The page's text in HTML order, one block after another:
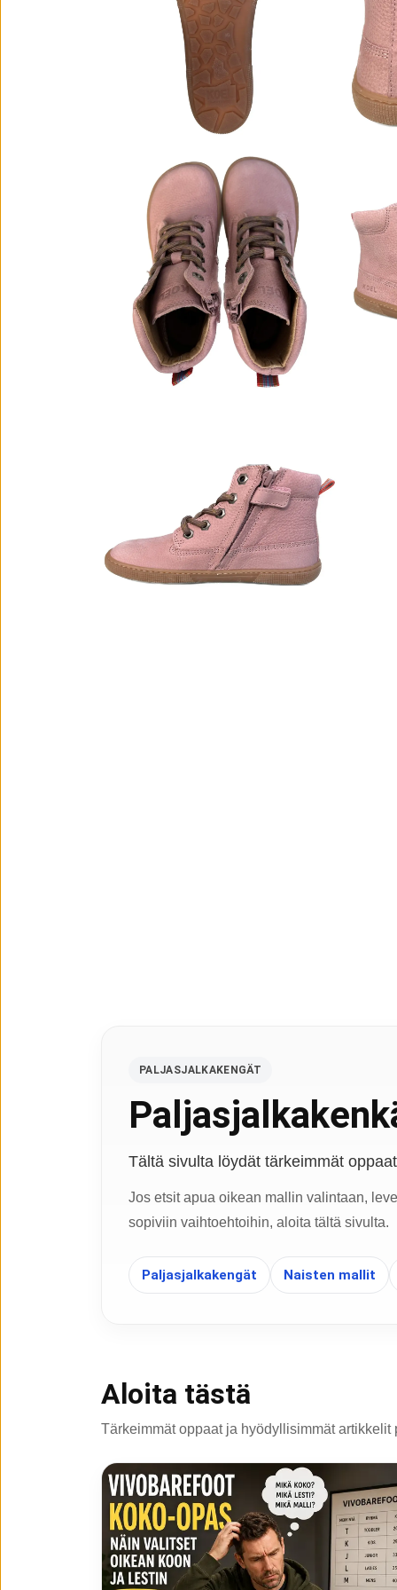
PALJASJALKAKENGÄT
Tältä sivulta löydät tärkeimmät
Jos etsit apua oikean mallin valintaan,
sopiviin vaihtoehtoihin, aloita tältä sivulta.
Paljasjalkakengät Naisten mallit
Aloita tästä
Tärkeimmät oppaat ja hyödyllisimmät